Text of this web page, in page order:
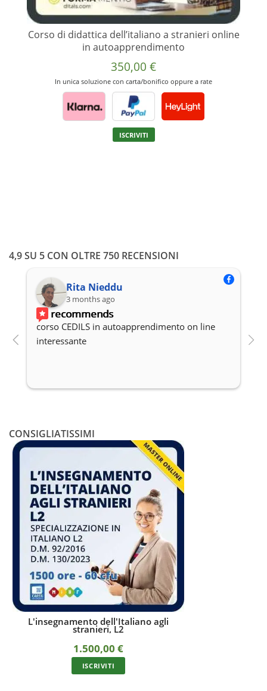
Corso di didattica dell’italiano a stranieri online
in autoapprendimento
350,00 €
In unica soluzione con carta/bonifico oppure a rate
ISCRIVITI
Questo
prodotto
nella
4,9 SU 5 CON OLTRE 750 RECENSIONI
Rita Nieddu
3 months ago
recommends
corso CEDILS in autoapprendimento on line
interessante
CONSIGLIATISSIMI
L'insegnamento dell'Italiano agli
stranieri, L2
1.500,00 €
ISCRIVITI